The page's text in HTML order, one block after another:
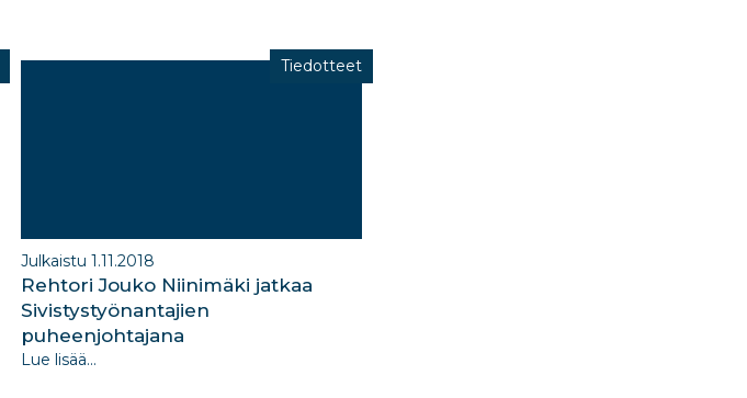
Tiedotteet
Julkaistu 1.11.2018
Rehtori Jouko Niinimäki jatkaa
Sivistystyönantajien
puheenjohtajana
Lue lisää...